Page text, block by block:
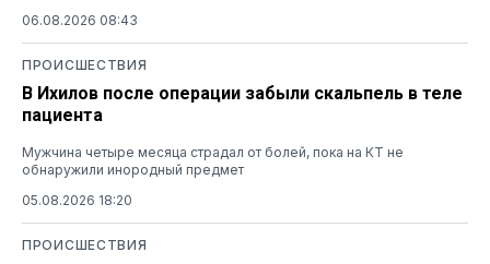
06.08.2026 08:43
ПРОИСШЕСТВИЯ
В Ихилов после операции забыли скальпель в теле
пациента
Мужчина четыре месяца страдал от болей, пока на КТ не
обнаружили инородный предмет
05.08.2026 18:20
ПРОИСШЕСТВИЯ